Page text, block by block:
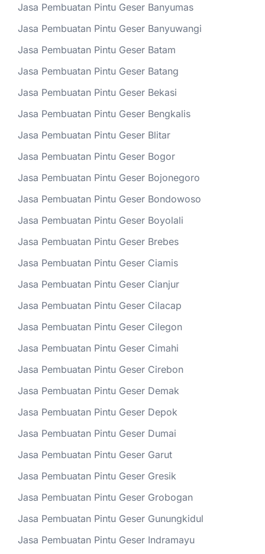
Jasa Pembuatan Pintu Geser Banyumas
Jasa Pembuatan Pintu Geser Banyuwangi
Jasa Pembuatan Pintu Geser Batam
Jasa Pembuatan Pintu Geser Batang
Jasa Pembuatan Pintu Geser Bekasi
Jasa Pembuatan Pintu Geser Bengkalis
Jasa Pembuatan Pintu Geser Blitar
Jasa Pembuatan Pintu Geser Bogor
Jasa Pembuatan Pintu Geser Bojonegoro
Jasa Pembuatan Pintu Geser Bondowoso
Jasa Pembuatan Pintu Geser Boyolali
Jasa Pembuatan Pintu Geser Brebes
Jasa Pembuatan Pintu Geser Ciamis
Jasa Pembuatan Pintu Geser Cianjur
Jasa Pembuatan Pintu Geser Cilacap
Jasa Pembuatan Pintu Geser Cilegon
Jasa Pembuatan Pintu Geser Cimahi
Jasa Pembuatan Pintu Geser Cirebon
Jasa Pembuatan Pintu Geser Demak
Jasa Pembuatan Pintu Geser Depok
Jasa Pembuatan Pintu Geser Dumai
Jasa Pembuatan Pintu Geser Garut
Jasa Pembuatan Pintu Geser Gresik
Jasa Pembuatan Pintu Geser Grobogan
Jasa Pembuatan Pintu Geser Gunungkidul
Jasa Pembuatan Pintu Geser Indramayu